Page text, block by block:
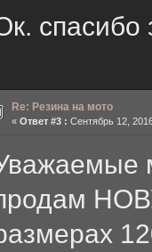
спасибо
Re: Резина на мото
« Ответ #3 : Сентябрь 12,